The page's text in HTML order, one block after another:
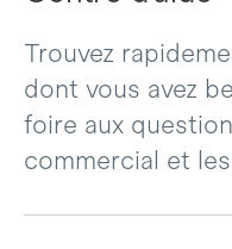
Trouvez
dont vous avez
foire aux
commercial et